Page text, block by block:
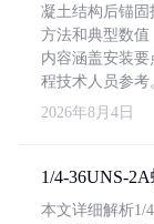
凝土结构后锚固
方法和典型数值
内容涵盖安装
程技术人员参考
2026年8月4日
1/4-36UNS-
本文详细解析1/